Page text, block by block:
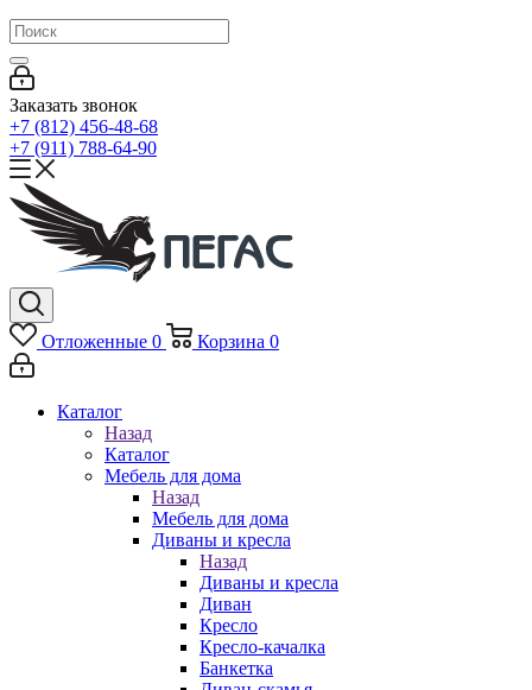
Заказать звонок
+7 (812) 456-48-68
+7 (911) 788-64-90
Отложенные 0 Корзина 0
Каталог
Назад
Каталог
Мебель для дома
Назад
Мебель для дома
Диваны и кресла
Назад
Диваны и кресла
Диван
Кресло
Кресло-качалка
Банкетка